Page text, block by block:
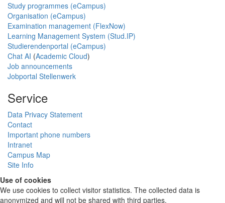
Study programmes (eCampus)
Organisation (eCampus)
Examination management (FlexNow)
Learning Management System (Stud.IP)
Studierendenportal (eCampus)
Chat AI (Academic Cloud)
Job announcements
Jobportal Stellenwerk
Service
Data Privacy Statement
Contact
Important phone numbers
Intranet
Campus Map
Site Info
Use of cookies
We use cookies to collect visitor statistics. The collected data is
anonymized and will not be shared with third parties.